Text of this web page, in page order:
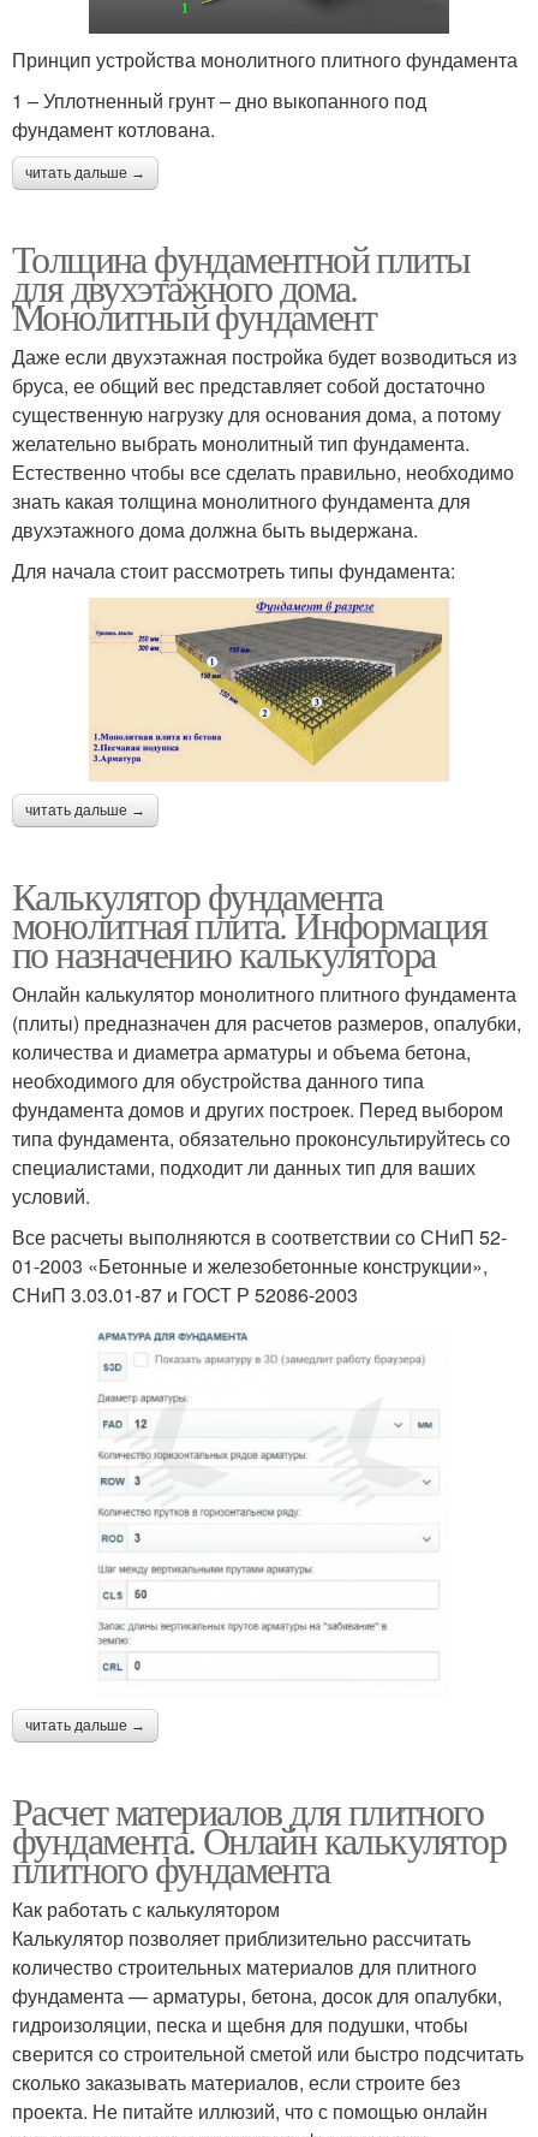
Принцип устройства монолитного плитного фундамента
1 – Уплотненный грунт – дно выкопанного под
фундамент котлована.
читать дальше →
Толщина фундаментной плиты
для двухэтажного дома.
Монолитный фундамент
Даже если двухэтажная постройка будет возводиться из
бруса, ее общий вес представляет собой достаточно
существенную нагрузку для основания дома, а потому
желательно выбрать монолитный тип фундамента.
Естественно чтобы все сделать правильно, необходимо
знать какая толщина монолитного фундамента для
двухэтажного дома должна быть выдержана.
Для начала стоит рассмотреть типы фундамента:
читать дальше →
Калькулятор фундамента
монолитная плита. Информация
по назначению калькулятора
Онлайн калькулятор монолитного плитного фундамента
(плиты) предназначен для расчетов размеров, опалубки,
количества и диаметра арматуры и объема бетона,
необходимого для обустройства данного типа
фундамента домов и других построек. Перед выбором
типа фундамента, обязательно проконсультируйтесь со
специалистами, подходит ли данных тип для ваших
условий.
Все расчеты выполняются в соответствии со СНиП 52-
01-2003 «Бетонные и железобетонные конструкции»,
СНиП 3.03.01-87 и ГОСТ Р 52086-2003
читать дальше →
Расчет материалов для плитного
фундамента. Онлайн калькулятор
плитного фундамента
Как работать с калькулятором
Калькулятор позволяет приблизительно рассчитать
количество строительных материалов для плитного
фундамента — арматуры, бетона, досок для опалубки,
гидроизоляции, песка и щебня для подушки, чтобы
сверится со строительной сметой или быстро подсчитать
сколько заказывать материалов, если строите без
проекта. Не питайте иллюзий, что с помощью онлайн